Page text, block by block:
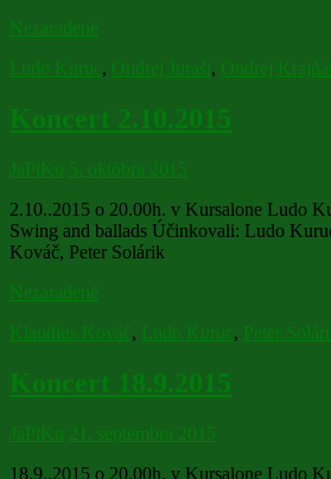
Nezaradené
Ludo Kuruc, Ondrej Juraši, Ondrej
Koncert 2.10.2015
JaPiKu 5. októbra 2015
2.10..2015 o 20.00h. v Kursalone Ludo
Swing and ballads Účinkovali: Ludo
Kováč, Peter Solárik
Nezaradené
Klaudius Kováč, Ludo Kuruc, Peter
Koncert 18.9.2015
JaPiKu 21. septembra 2015
18.9..2015 o 20.00h. v Kursalone Ludo